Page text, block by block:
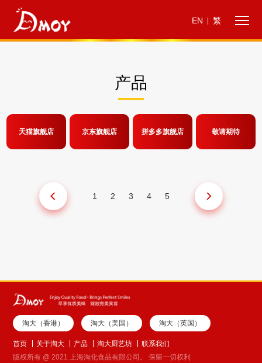
EN 繁
产品
天猫旗舰店 京东旗舰店 拼多多旗舰店 敬请期待
1 2 3 4 5
淘大（香港） 淘大（美国） 淘大（英国）
首页 关于淘大 产品 淘大厨艺坊
联系我们
版权所有 @ 2021 上海淘化食品有限公司。 保留一切权利